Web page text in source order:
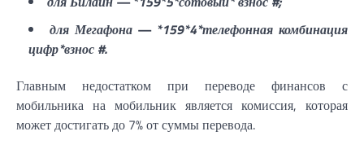
для Мегафона — *159*4*телефонная комбинация
цифр*взнос #.
Главным недостатком при переводе финансов с
мобильника на мобильник является комиссия, которая
может достигать до 7% от суммы перевода.